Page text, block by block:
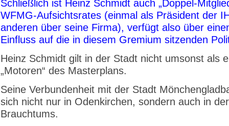
Schließlich ist Heinz Schmidt auch „Doppel-
WFMG-Aufsichtsrates (einmal als Präsident der
anderen über seine Firma), verfügt also über
Einfluss auf die in diesem Gremium sitzenden
Heinz Schmidt gilt in der Stadt nicht umsonst als
„Motoren“ des Masterplans.
Seine Verbundenheit mit der Stadt
sich nicht nur in Odenkirchen, sondern auch in
Brauchtums.